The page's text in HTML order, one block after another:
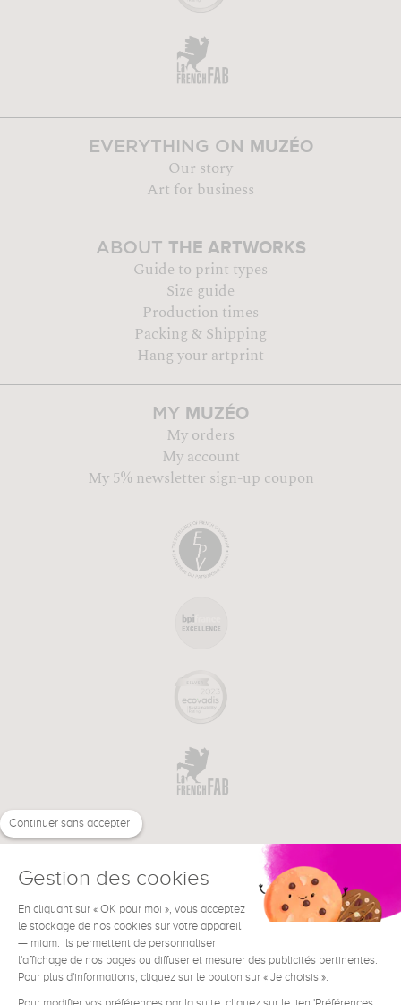
EVERYTHING ON MUZÉO
Our story
Art for business
ABOUT THE ARTWORKS
Guide to print types
Size guide
Production times
Packing & Shipping
Hang your artprint
MY MUZÉO
My orders
My account
My 5% newsletter sign-up coupon
NEED HELP ? € EN
Continuer sans accepter
Gestion des cookies
En cliquant sur « OK pour moi », vous acceptez
le stockage de nos cookies sur votre appareil
— miam. Ils permettent de personnaliser
l'affichage de nos pages ou diffuser et mesurer des publicités pertinentes.
Pour plus d'informations, cliquez sur le bouton sur « Je choisis ».